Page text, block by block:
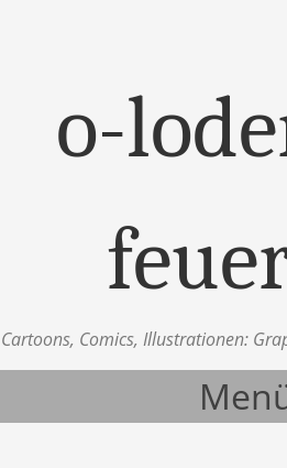
o-
Cartoons, Comics, Illustrationen: